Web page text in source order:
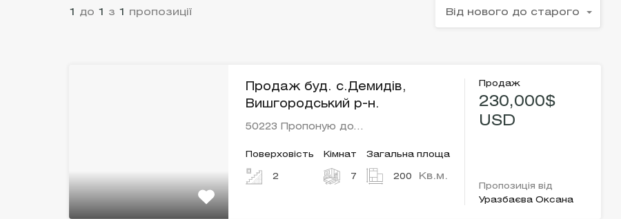
1 до 1 з 1 пропозиції Від нового до старого
Продаж буд. с.Демидів,
Вишгородський р-н.
50223 Пропоную до…
Поверховість
2
Кімнат
7
Загальна площа
200 Кв.м.
Продаж
230,000$
USD
Пропозиція від
Уразбаєва Оксана